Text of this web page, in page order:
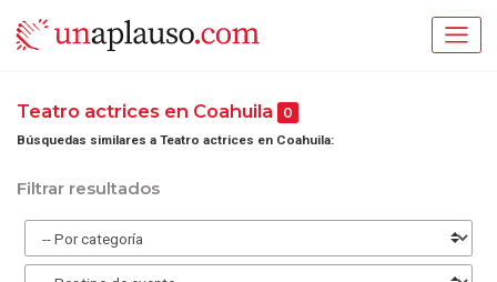
Teatro actrices en Coahuila 0
Búsquedas similares a Teatro actrices en Coahuila:
Filtrar resultados